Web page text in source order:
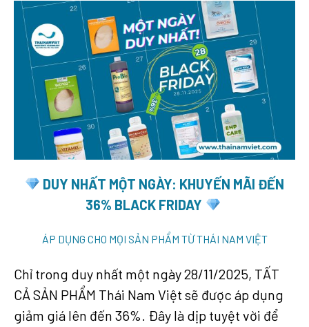
DUY NHẤT MỘT NGÀY: KHUYẾN MÃI ĐẾN
36% BLACK FRIDAY
ÁP DỤNG CHO MỌI SẢN PHẨM TỪ THÁI NAM VIỆT
Chỉ trong duy nhất một ngày 28/11/2025, TẤT
CẢ SẢN PHẨM Thái Nam Việt sẽ được áp dụng
giảm giá lên đến 36%. Đây là dịp tuyệt vời để